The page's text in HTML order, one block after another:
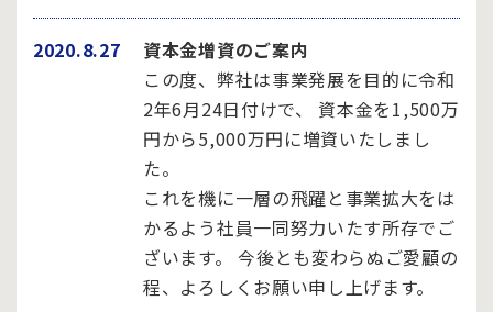
2020.8.27
資本金増資のご案内
この度、弊社は事業発展を目的に令和
2年6月24日付けで、 資本金を1,500万
円から5,000万円に増資いたしまし
た。
これを機に一層の飛躍と事業拡大をは
かるよう社員一同努力いたす所存でご
ざいます。 今後とも変わらぬご愛顧の
程、よろしくお願い申し上げます。